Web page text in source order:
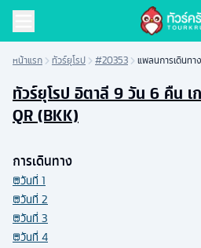
หน้าแรก ทัวร์ยุโรป #20353 แพลนการเดินทาง
ทัวร์ยุโรป อิตาลี 9 วัน 6 คืน เ
QR (BKK)
การเดินทาง
วันที่ 1
วันที่ 2
วันที่ 3
วันที่ 4